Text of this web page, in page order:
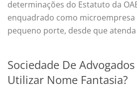
determinações do Estatuto da
enquadrado como microempresa
pequeno porte, desde que
Sociedade De
Utilizar Nome Fantasia?